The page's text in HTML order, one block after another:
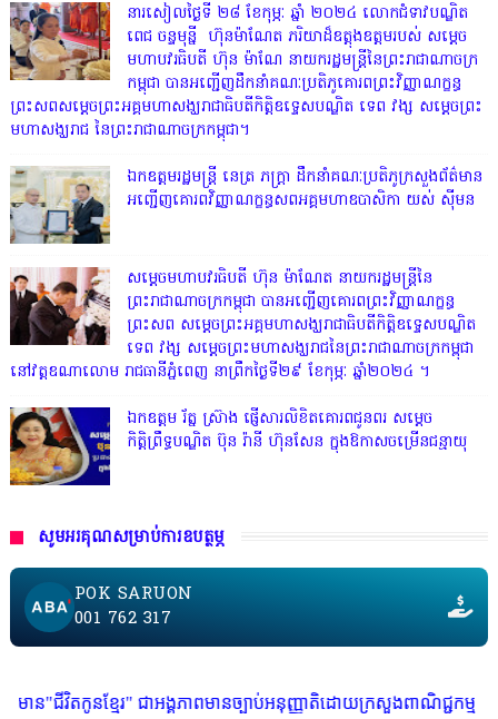
នារសៀលថ្ងៃទី ២៨ ខែកុម្ភៈ ឆ្នាំ ២០២៤ លោកជំទាវបណ្ឌិត
ពេជ ចន្ទមុន្នី ហ៊ុនម៉ាណែត ភរិយាដ៏ឧត្តុងឧត្តមរបស់ សម្តេច
មហាបវរធិបតី ហ៊ុន ម៉ាណែ នាយករដ្ឋមន្រ្តីនៃព្រះរាជាណាចក្រ
កម្ពុជា បានអញ្ជើញដឹកនាំគណៈប្រតិភូគោរពព្រះវិញ្ញាណក្ខន្ធ
ព្រះសពសម្តេចព្រះអគ្គមហាសង្ឃរាជាធិបតីកិត្តិឧទ្ទេសបណ្ឌិត ទេព វង្ស សម្តេចព្រះ
មហាសង្ឃរាជ នៃព្រះរាជាណាចក្រកម្ពុជា។
ឯកឧត្តមរដ្ឋមន្ត្រី នេត្រ ភក្ត្រា ដឹកនាំគណៈប្រតិភូក្រសួងព័ត៌មាន
អញ្ជើញគោរពវិញ្ញាណក្ខន្ធសពអគ្គមហាឧបាសិកា យស់ ស៊ីមន
សម្តេចមហាបវរធិបតី ហ៊ុន ម៉ាណែត នាយករដ្ឋមន្ត្រីនៃ
ព្រះរាជាណាចក្រកម្ពុជា បានអញ្ជើញគោរពព្រះវិញ្ញាណក្ខន្ធ
ព្រះសព សម្តេចព្រះអគ្គមហាសង្ឃរាជាធិបតីកិត្តិឧទ្ទេសបណ្ឌិត
ទេព វង្ស សម្តេចព្រះមហាសង្ឃរាជនៃព្រះរាជាណាចក្រកម្ពុជា
នៅវត្តឧណាលោម រាជធានីភ្នំពេញ នាព្រឹកថ្ងៃទី២៩ ខែកុម្ភៈ ឆ្នាំ២០២៤ ។
ឯកឧត្តម រ័ត្ន ស្រ៊ាង ផ្ញើសារលិខិតគោរពជូនពរ សម្តេច
កិត្តិព្រឹទ្ធបណ្ឌិត ប៊ុន រ៉ានី ហ៊ុនសែន ក្នុងឱកាសចម្រើនជន្មាយុ
សូមអរគុណសម្រាប់ការឧបត្ថម្ភ
POK SARUON
001 762 317
មែរ" ជាអង្គភាពមានច្បាប់អនុញ្ញាតិដោយក្រសួងពាណិជ្ជកម្ម ក្រសួងការងា